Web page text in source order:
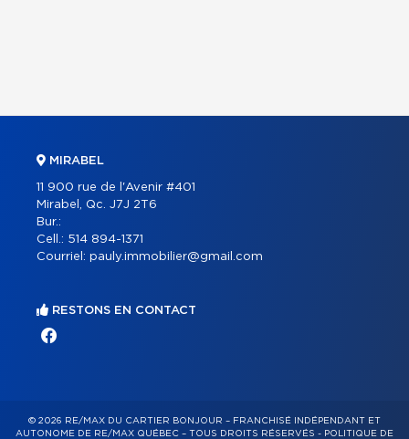
MIRABEL
11 900 rue de l'Avenir #401
Mirabel, Qc. J7J 2T6
Bur.:
Cell.: 514 894-1371
Courriel: pauly.immobilier@gmail.com
RESTONS EN CONTACT
© 2026 RE/MAX DU CARTIER BONJOUR – FRANCHISÉ INDÉPENDANT ET
AUTONOME DE RE/MAX QUÉBEC – TOUS DROITS RÉSERVÉS - POLITIQUE DE